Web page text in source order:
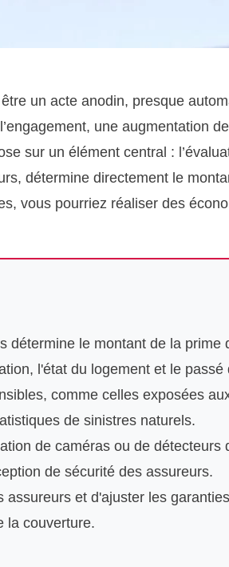
un acte anodin, presque
une augmentation
sur un élément central :
détermine directement le
vous pourriez réaliser des
détermine le montant de la prime
l'état du logement et le passé
comme celles exposées
de sinistres naturels.
de caméras ou de détecteurs
de sécurité des assureurs.
et d'ajuster les
la couverture.